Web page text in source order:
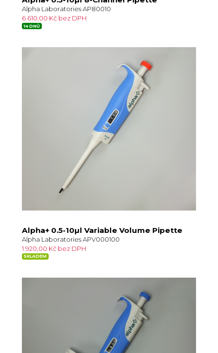
Alpha Laboratories AP80010
6 610,00 Kč bez DPH
14 DNŮ
Alpha+ 0.5-10µl Variable Volume Pipette
Alpha Laboratories APV000100
1 920,00 Kč bez DPH
SKLADEM